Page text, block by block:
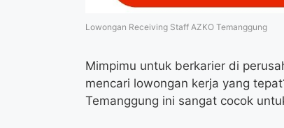
Lowongan Receiving Staff AZKO Temanggung
Mimpimu untuk berkarier di
mencari lowongan kerja yang
Temanggung ini sangat cocok